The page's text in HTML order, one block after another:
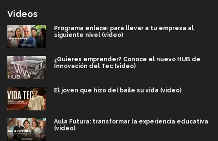
Videos
Programa enlace: para llevar a tu empresa al
siguiente nivel (video)
¿Quieres emprender? Conoce el nuevo HUB de
Innovación del Tec (video)
El joven que hizo del baile su vida (video)
Aula Futura: transformar la experiencia educativa
(video)